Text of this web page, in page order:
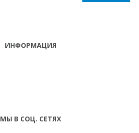
ИНФОРМАЦИЯ
МЫ В СОЦ. СЕТЯХ